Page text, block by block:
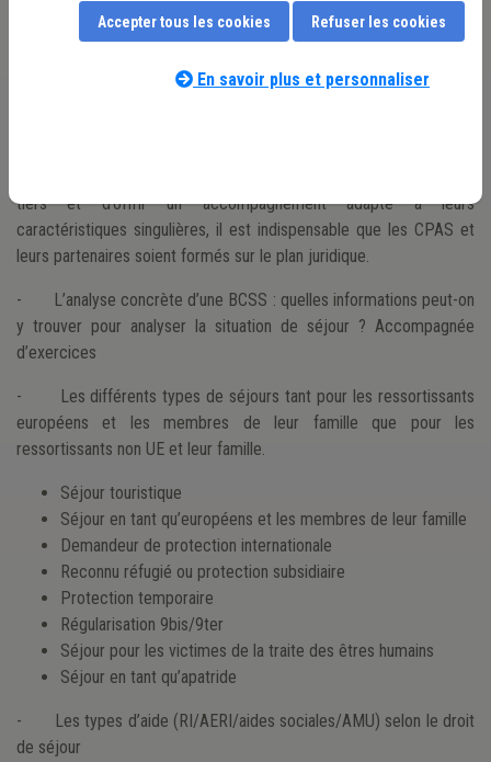
Le public accompagné par les CPAS et leurs partenaires est à
contexte géopolitique sous tension, ces acteurs de terrain, quelle
tiers et d’offrir un accompagnement adapté à leurs
caractéristiques singulières, il est indispensable que les CPAS et
leurs partenaires soient formés sur le plan juridique.
- L’analyse concrète d’une BCSS : quelles informations peut-on
y trouver pour analyser la situation de séjour ? Accompagnée
d’exercices
- Les différents types de séjours tant pour les ressortissants
européens et les membres de leur famille que pour les
ressortissants non UE et leur famille.
Séjour touristique
Séjour en tant qu’européens et les membres de leur famille
Demandeur de protection internationale
Reconnu réfugié ou protection subsidiaire
Protection temporaire
Régularisation 9bis/9ter
Séjour pour les victimes de la traite des êtres humains
Séjour en tant qu’apatride
- Les types d’aide (RI/AERI/aides sociales/AMU) selon le droit
de séjour
Accepter tous les cookies Refuser les cookies
En savoir plus et personnaliser